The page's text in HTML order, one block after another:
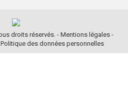
droits réservés. - Mentions légales -
Politique des données personnelles